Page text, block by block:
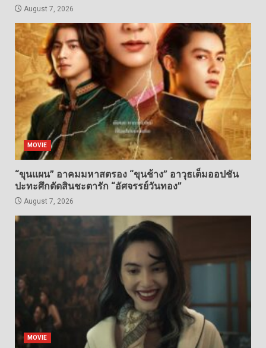
August 7, 2026
MOVIE
“ขุนแผน” อาคมมหาสตรอง “ขุนช้าง” อาวุธเต็มออปชัน
ปะทะศึกตัดสินชะตารัก “อัศจรรย์วันทอง”
August 7, 2026
MOVIE